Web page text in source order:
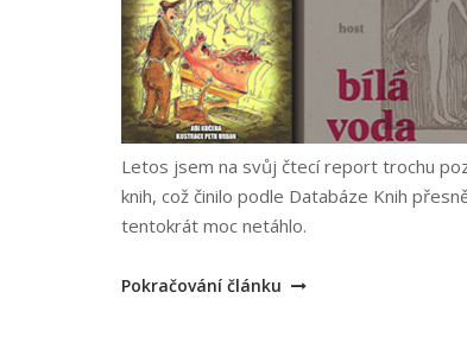
Letos jsem na svůj čtecí report trochu
knih, což činilo podle Databáze Knih
tentokrát moc netáhlo.
„Nejlepší
Pokračování článku